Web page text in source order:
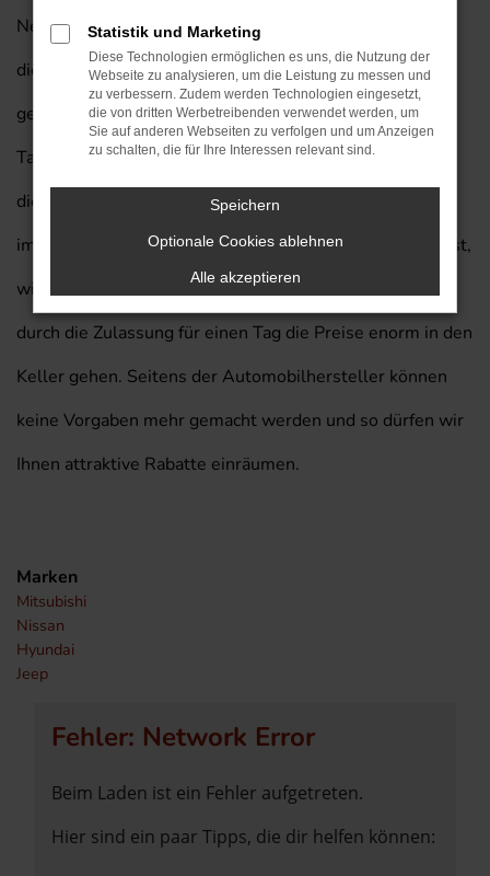
Neuwagen besonders gern, weil wir wissen, dass auf
diese Weise ein perfektes Preis-Leistungs-Verhältnis
geboten wird. Für Aschaffenburg ist eine Nissan Juke
Tageszulassung allein schon aufgrund der Vielseitigkeit
dieses Fahrzeugs perfekt geeignet. Auch, wer nicht nur
im Stadtverkehr, sondern auch „über Land“ unterwegs ist,
wird das Modell zu schätzen wissen. Hinzu kommt, dass
durch die Zulassung für einen Tag die Preise enorm in den
Keller gehen. Seitens der Automobilhersteller können
keine Vorgaben mehr gemacht werden und so dürfen wir
Ihnen attraktive Rabatte einräumen.
Marken
Mitsubishi
Nissan
Hyundai
Jeep
Fehler: Network Error
Beim Laden ist ein Fehler aufgetreten.
Hier sind ein paar Tipps, die dir helfen können:
Statistik und Marketing
Diese Technologien ermöglichen es uns, die Nutzung der
Webseite zu analysieren, um die Leistung zu messen und
zu verbessern. Zudem werden Technologien eingesetzt,
die von dritten Werbetreibenden verwendet werden, um
Sie auf anderen Webseiten zu verfolgen und um Anzeigen
zu schalten, die für Ihre Interessen relevant sind.
Speichern
Optionale Cookies ablehnen
Alle akzeptieren